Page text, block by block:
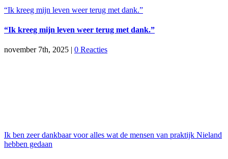
“Ik kreeg mijn leven weer terug met dank.”
“Ik kreeg mijn leven weer terug met dank.”
november 7th, 2025 | 0 Reacties
Ik ben zeer dankbaar voor alles wat de mensen van praktijk Nieland
hebben gedaan